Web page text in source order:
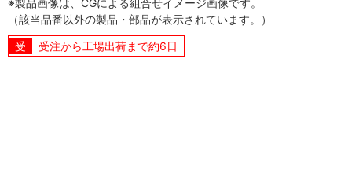
（該当品番以外の製品・部品が表示されています。）
受注から工場出荷まで約6日